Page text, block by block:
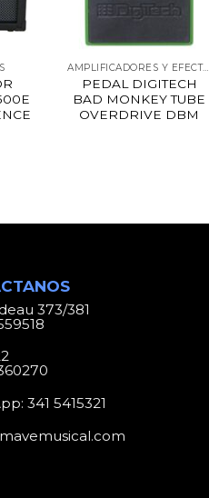
AMPLIFICADORES Y EFECTOS
PEDAL DIGITECH
BAD MONKEY TUBE
OVERDRIVE DBM
373/381
341 5415321